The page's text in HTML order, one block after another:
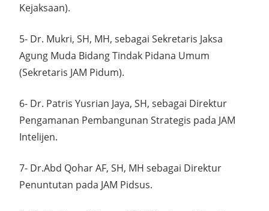
Kejaksaan).
5- Dr. Mukri, SH, MH, sebagai Sekretaris Jaksa
Agung Muda Bidang Tindak Pidana Umum
(Sekretaris JAM Pidum).
6- Dr. Patris Yusrian Jaya, SH, sebagai Direktur
Pengamanan Pembangunan Strategis pada JAM
Intelijen.
7- Dr.Abd Qohar AF, SH, MH sebagai Direktur
Penuntutan pada JAM Pidsus.